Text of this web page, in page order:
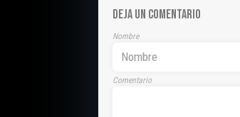
DEJA UN COMENTARIO
Nombre
Comentario